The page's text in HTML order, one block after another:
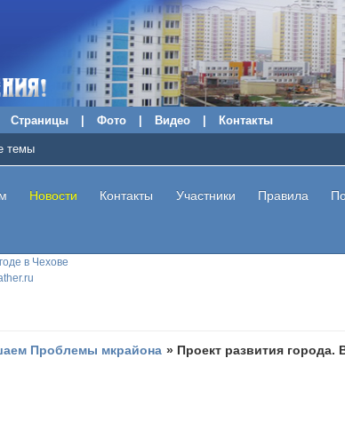
Страницы Фото Видео Контакты
в Чехове
Новости Контакты Участники Правила
темы
Проблемы мкрайона » Проект развития